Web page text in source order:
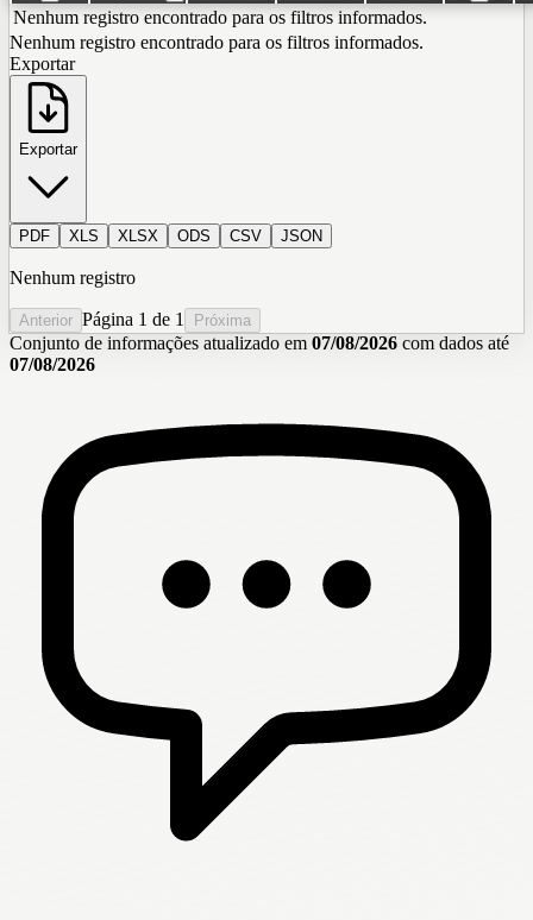
Nenhum registro encontrado para os filtros informados.
Nenhum registro encontrado para os filtros informados.
Exportar
Exportar
PDF XLS XLSX ODS CSV JSON
Nenhum registro
Anterior Página 1 de 1 Próxima
Conjunto de informações atualizado em 07/08/2026 com dados até
07/08/2026